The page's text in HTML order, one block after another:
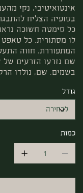
אינטואיטיבי, נקי
בסופיה הצליח
כל סימטה חשוכה
לו מסתורית. כל טאפט
המתפוררת. חווה
שם נזרעו הזרעים של
בשמים. שם, נולדו
גודל
כמות